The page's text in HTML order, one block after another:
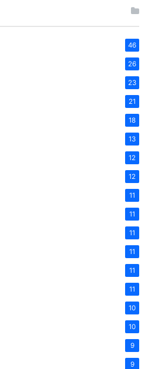
46
26
23
21
18
13
12
12
11
11
11
11
11
11
10
10
9
9